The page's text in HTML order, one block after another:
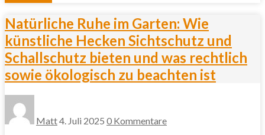
Natürliche Ruhe im Garten: Wie
künstliche Hecken Sichtschutz und
Schallschutz bieten und was rechtlich
sowie ökologisch zu beachten ist
Matt4. Juli 2025 0 Kommentare